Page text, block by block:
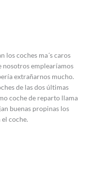
los coches ma´s caros
nosotros emplearíamos
extrañarnos mucho.
de las dos últimas
coche de reparto llama
buenas propinas los
coche.